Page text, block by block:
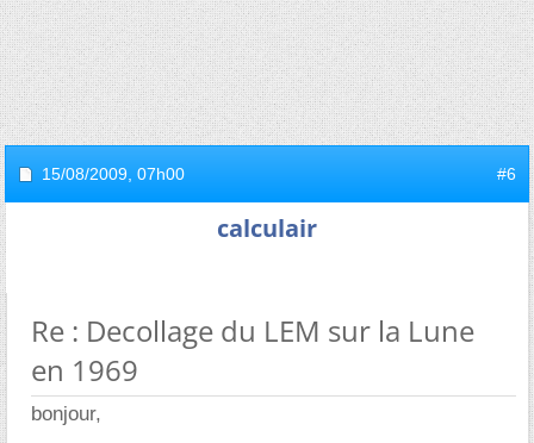
15/08/2009, 07h00 #6
calculair
Re : Decollage du LEM sur la Lune
en 1969
bonjour,